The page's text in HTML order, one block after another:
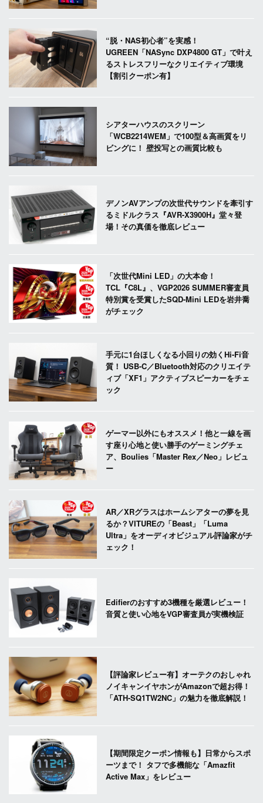
“脱・NAS初心者”を実感！
UGREEN「NASync DXP4800 GT」で叶え
るストレスフリーなクリエイティブ環境
【割引クーポン有】
シアターハウスのスクリーン
「WCB2214WEM」で100型＆高画質をリ
ビングに！ 壁投写との画質比較も
デノンAVアンプの次世代サウンドを牽引す
るミドルクラス『AVR-X3900H』堂々登
場！その真価を徹底レビュー
「次世代Mini LED」の大本命！
TCL『C8L』、VGP2026 SUMMER審査員
特別賞を受賞したSQD-Mini LEDを岩井喬
がチェック
手元に1台ほしくなる小回りの効くHi-Fi音
質！ USB-C／Bluetooth対応のクリエイテ
ィブ「XF1」アクティブスピーカーをチェ
ック
ゲーマー以外にもオススメ！他と一線を画
す座り心地と使い勝手のゲーミングチェ
ア、Boulies「Master Rex／Neo」レビュ
ー
AR／XRグラスはホームシアターの夢を見
るか？VITUREの「Beast」「Luma
Ultra」をオーディオビジュアル評論家がチ
ェック！
Edifierのおすすめ3機種を厳選レビュー！
音質と使い心地をVGP審査員が実機検証
【評論家レビュー有】オーテクのおしゃれ
ノイキャンイヤホンがAmazonで超お得！
「ATH-SQ1TW2NC」の魅力を徹底解説！
【期間限定クーポン情報も】日常からスポ
ーツまで！ タフで多機能な「Amazfit
Active Max」をレビュー